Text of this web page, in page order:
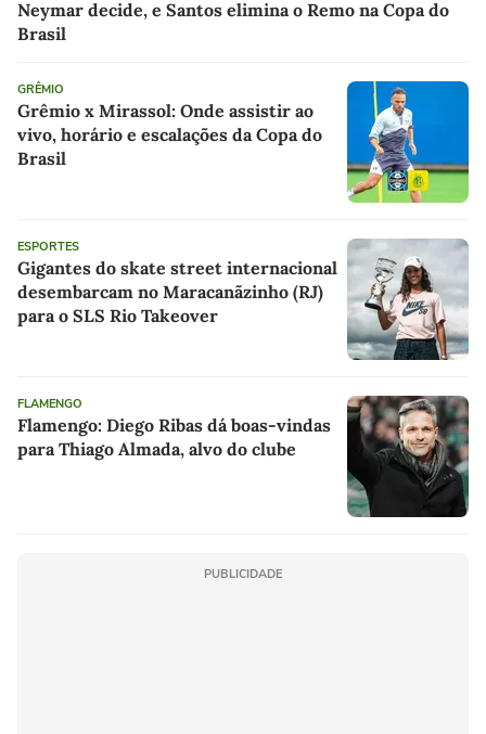
Neymar decide, e Santos elimina o Remo na Copa do
Brasil
GRÊMIO
Grêmio x Mirassol: Onde assistir ao
vivo, horário e escalações da Copa do
Brasil
ESPORTES
Gigantes do skate street internacional
desembarcam no Maracanãzinho (RJ)
para o SLS Rio Takeover
FLAMENGO
Flamengo: Diego Ribas dá boas-vindas
para Thiago Almada, alvo do clube
PUBLICIDADE